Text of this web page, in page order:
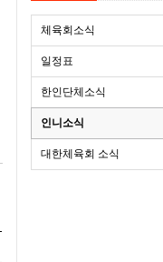
체육회소식
일정표
한인단체소식
인니소식
대한체육회 소식